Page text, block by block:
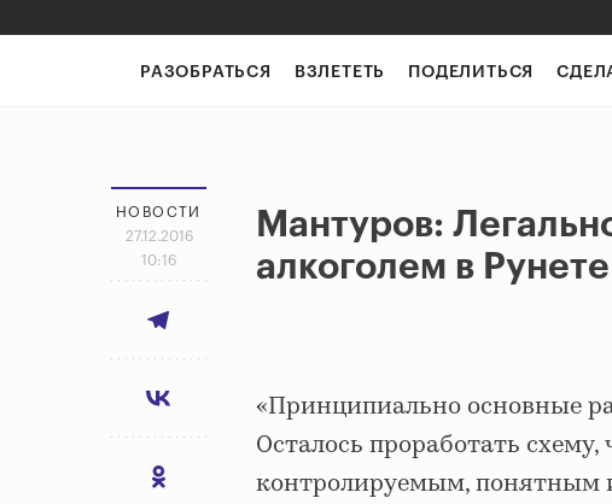
РАЗОБРАТЬСЯ ВЗЛЕТЕТЬ ПОДЕЛИТЬСЯ
НОВОСТИ
27.12.2016
10:16
Мантуров:
алкоголем в
«Принципиально основные
Осталось проработать
контролируемым, понятным